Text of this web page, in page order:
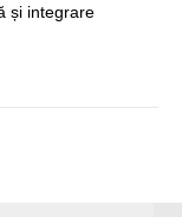
și integrare